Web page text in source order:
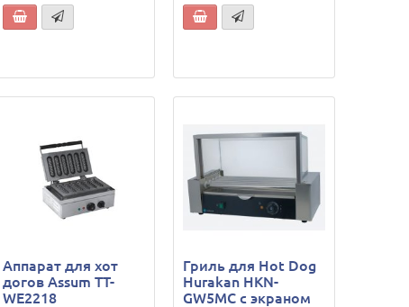
Аппарат для хот
догов Assum ТТ-
WE2218
Гриль для Hot Dog
Hurakan HKN-
GW5MC с экраном